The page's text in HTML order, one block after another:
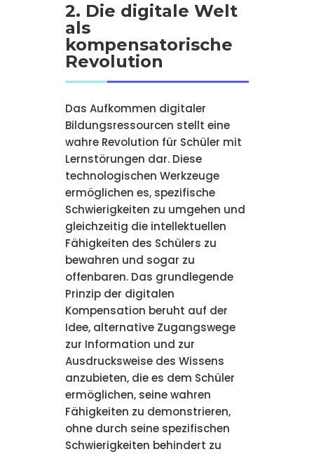
2. Die digitale Welt
als
kompensatorische
Revolution
Das Aufkommen digitaler
Bildungsressourcen stellt eine
wahre Revolution für Schüler mit
Lernstörungen dar. Diese
technologischen Werkzeuge
ermöglichen es, spezifische
Schwierigkeiten zu umgehen und
gleichzeitig die intellektuellen
Fähigkeiten des Schülers zu
bewahren und sogar zu
offenbaren. Das grundlegende
Prinzip der digitalen
Kompensation beruht auf der
Idee, alternative Zugangswege
zur Information und zur
Ausdrucksweise des Wissens
anzubieten, die es dem Schüler
ermöglichen, seine wahren
Fähigkeiten zu demonstrieren,
ohne durch seine spezifischen
Schwierigkeiten behindert zu